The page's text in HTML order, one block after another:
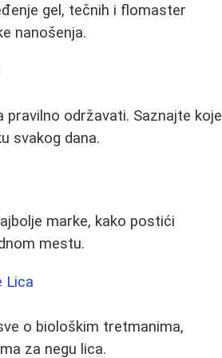
gel, tečnih i flomaster
nanošenja.
održavati. Saznajte koje
svakog dana.
marke, kako postići
mestu.
Lica
o biološkim tretmanima,
za negu lica.